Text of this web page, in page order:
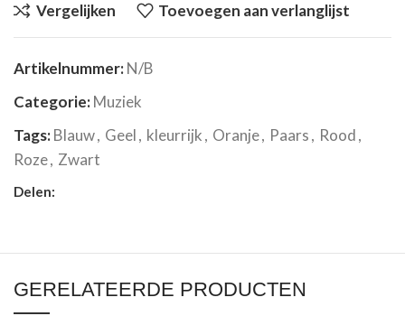
Vergelijken Toevoegen aan verlanglijst
Artikelnummer:N/B
Categorie:Muziek
Tags:Blauw, Geel, kleurrijk, Oranje, Paars, Rood,
Roze, Zwart
Delen:
GERELATEERDE PRODUCTEN